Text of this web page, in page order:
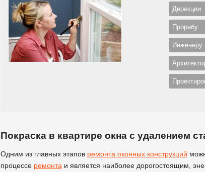
Дирекции
Прорабу
Инженеру
Покраска в квартире окна с удалением
Одним из главных этапов ремонта оконных конструкций
процессе ремонта и является наиболее дорогостоящим,